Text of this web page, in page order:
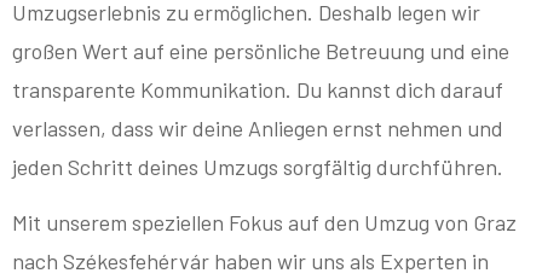
Umzugserlebnis zu ermöglichen. Deshalb legen wir
großen Wert auf eine persönliche Betreuung und eine
transparente Kommunikation. Du kannst dich darauf
verlassen, dass wir deine Anliegen ernst nehmen und
jeden Schritt deines Umzugs sorgfältig durchführen.
Mit unserem speziellen Fokus auf den Umzug von Graz
nach Székesfehérvár haben wir uns als Experten in